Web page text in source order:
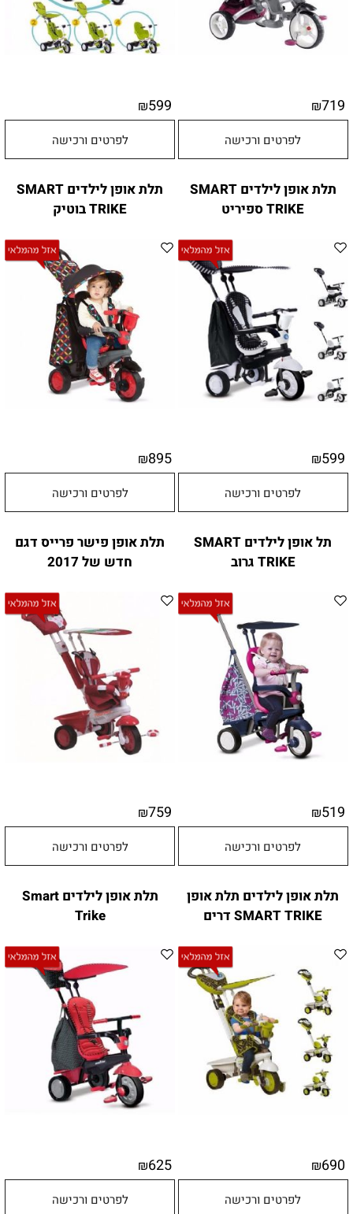
₪719
לפרטים ורכישה
₪599
לפרטים ורכישה
תלת אופן לילדים SMART
TRIKE ספיריט
₪599
לפרטים ורכישה
תלת אופן לילדים SMART
TRIKE בוטיק
₪895
לפרטים ורכישה
תל אופן לילדים SMART
TRIKE גרוב
₪519
לפרטים ורכישה
תלת אופן פישר פרייס דגם
חדש של 2017
₪759
לפרטים ורכישה
תלת אופן לילדים תלת אופן
SMART TRIKE דרים
₪690
לפרטים ורכישה
תלת אופן לילדים Smart
Trike
₪625
לפרטים ורכישה